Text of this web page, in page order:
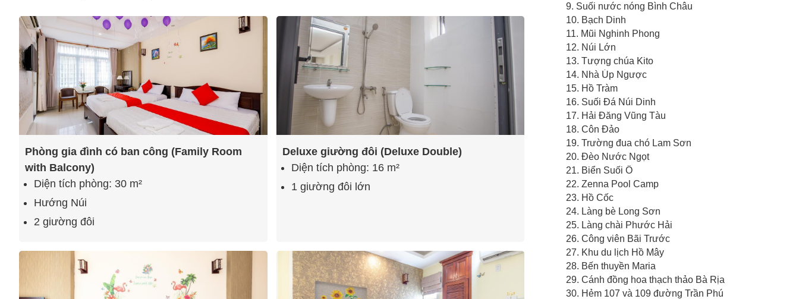
Phòng gia đình có ban công (Family Room
with Balcony)
Diện tích phòng: 30 m²
Hướng Núi
2 giường đôi
Deluxe giường đôi (Deluxe Double)
Diện tích phòng: 16 m²
1 giường đôi lớn
9. Suối nước nóng Bình Châu
10. Bạch Dinh
11. Mũi Nghinh Phong
12. Núi Lớn
13. Tượng chúa Kito
14. Nhà Úp Ngược
15. Hồ Tràm
16. Suối Đá Núi Dinh
17. Hải Đăng Vũng Tàu
18. Côn Đảo
19. Trường đua chó Lam Sơn
20. Đèo Nước Ngọt
21. Biển Suối Ồ
22. Zenna Pool Camp
23. Hồ Cốc
24. Làng bè Long Sơn
25. Làng chài Phước Hải
26. Công viên Bãi Trước
27. Khu du lịch Hồ Mây
28. Bến thuyền Maria
29. Cánh đồng hoa thạch thảo Bà Rịa
30. Hẻm 107 và 109 đường Trần Phú